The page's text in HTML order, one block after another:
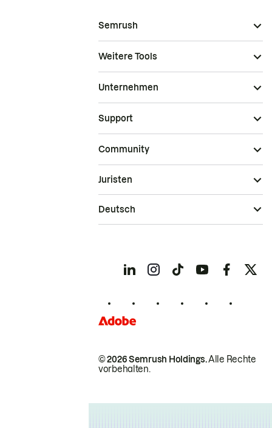
Semrush
Weitere Tools
Unternehmen
Support
Community
© 2026 Semrush Holdings.Alle Rechte
vorbehalten.
Juristen
Deutsch